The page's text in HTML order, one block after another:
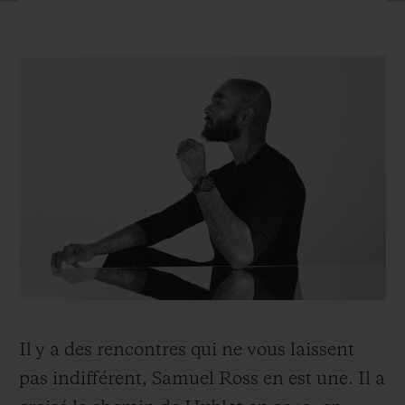
Il y a des rencontres qui ne vous laissent
pas indifférent, Samuel Ross en est une. Il a
HUBLOTISTA ET EXTENSION DE GARANTIE
DÉLAI DE LIVRAISON
PAIEMENT SÉCURISÉ
POCHETTE CADEAU